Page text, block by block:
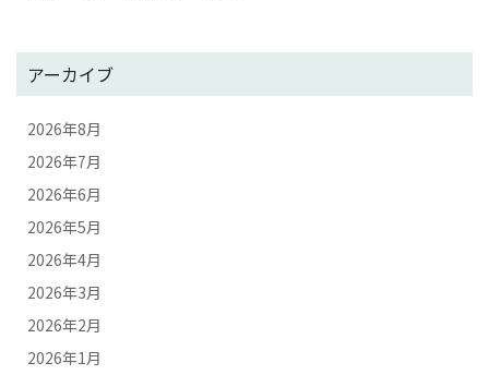
アーカイブ
2026年8月
2026年7月
2026年6月
2026年5月
2026年4月
2026年3月
2026年2月
2026年1月